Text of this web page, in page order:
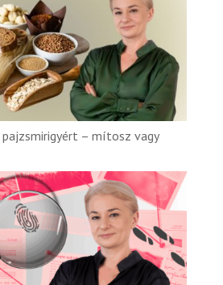
– mítosz vagy